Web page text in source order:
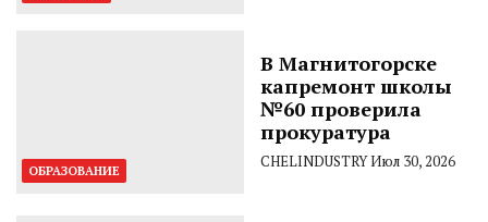
ОБРАЗОВАНИЕ
В Магнитогорске
капремонт школы
№60 проверила
прокуратура
CHELINDUSTRYИюл 30, 2026